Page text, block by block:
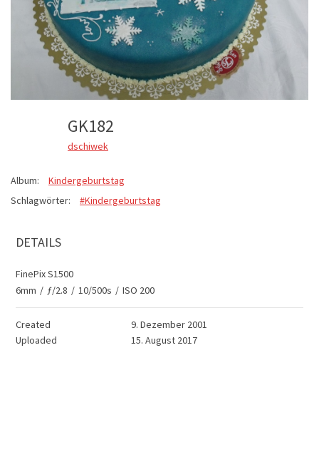
GK182
dschiwek
Album:
Kindergeburtstag
Schlagwörter:
#Kindergeburtstag
DETAILS
FinePix S1500
6mm / ƒ/2.8 / 10/500s / ISO 200
Created
9. Dezember 2001
Uploaded
15. August 2017